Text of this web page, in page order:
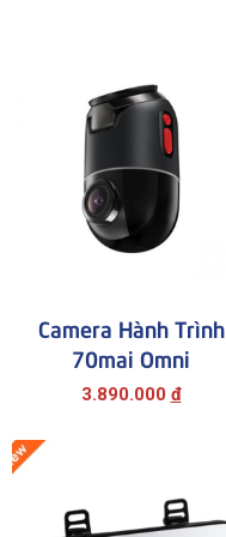
Camera Hành Trình
70mai Omni
3.890.000 đ